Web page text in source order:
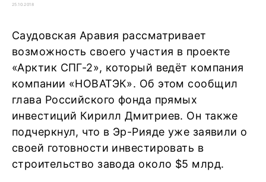
25.10.2018
Саудовская Аравия рассматривает
возможность своего участия в проекте
«Арктик СПГ-2», который ведёт компания
компании «НОВАТЭК». Об этом сообщил
глава Российского фонда прямых
инвестиций Кирилл Дмитриев. Он также
подчеркнул, что в Эр-Рияде уже заявили о
своей готовности инвестировать в
строительство завода около $5 млрд.